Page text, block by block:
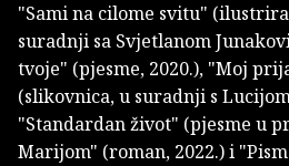
"Sami na cilome svitu"
suradnji sa Svjetlanom
tvoje" (pjesme, 2020.), "Moj
(slikovnica, u suradnji s
"Standardan život" (pjesme u
Marijom" (roman, 2022.) i